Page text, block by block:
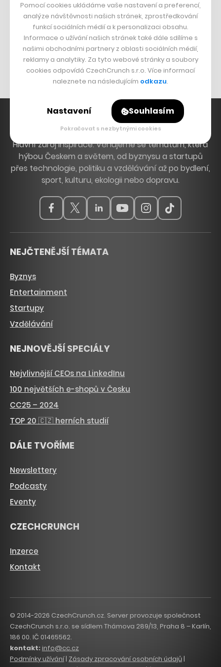
DESIGN
Bomma není tichá
Originální hodinky
Nábytek z betonu
Hlavní zdroj inspirace. Věnujeme se tématům, která
hýbou Českem a světem, od byznysu a startupů
přes technologie, politiku a vzdělávání až po bydlení,
sport, kulturu, ekologii nebo dopravu.
NEJČTENĚJŠÍ TÉMATA
Byznys
Entertainment
Startupy
Vzdělávání
NEJNOVĚJŠÍ SPECIÁLY
Nejvlivnější CEOs na LinkedInu
100 největších e-shopů v Česku
CC25 – 2024
TOP 20 🇨🇿 herních studií
DÁLE TVOŘÍME
Newslettery
Podcasty
Eventy
CZECHCRUNCH
Inzerce
Kontakt
© 2014-2026 CzechCrunch.cz. Server provozuje společnost
CzechCrunch s.r.o. se sídlem Thámova 289/13, Praha 8 – Karlín,
186 00. IČ 01465562.
kontakt:info@cc.cz
Podmínky užívání| Zásady zpracování osobních údajů |
Pomocí cookies ukládáme vaše nastavení a preferencí,
analýze návštěvnosti našich stránek, zprostředkování
funkcí sociálních médií a k personalizaci obsahu.
Informace o užívání našich stránek také dále sdílíme s
našimi obchodními partnery z oblasti sociálních médií,
reklamy a analytiky. Za tyto webové stránky a soubory
cookies odpovídá CzechCrunch s.r.o. Více informací
naleznete na následujícím odkazu.
Nastavení Souhlasím
Pokračovat s nezbytnými cookies